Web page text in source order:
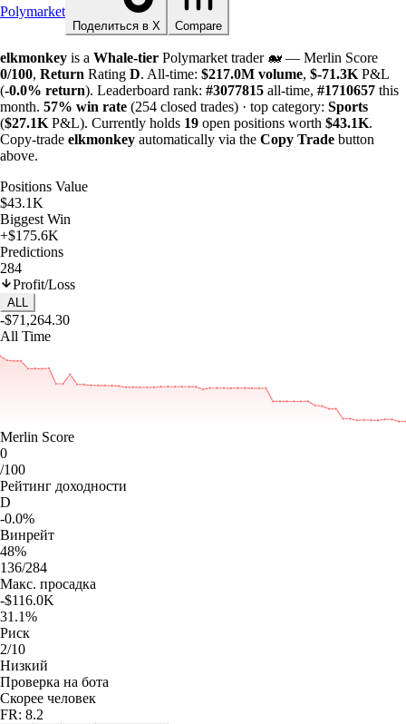
Polymarket
Поделиться в X Compare
elkmonkey is a Whale-tier Polymarket trader 🐋 — Merlin Score
0/100, Return Rating D. All-time: $217.0M volume, $-71.3K P&L
(-0.0% return). Leaderboard rank: #3077815 all-time, #1710657 this
month. 57% win rate (254 closed trades) · top category: Sports
($27.1K P&L). Currently holds 19 open positions worth $43.1K.
Copy-trade elkmonkey automatically via the Copy Trade button
above.
Positions Value
$43.1K
Biggest Win
+$175.6K
Predictions
284
Profit/Loss
ALL
-$71,264.30
All Time
Merlin Score
0
/100
Рейтинг доходности
D
-0.0%
Винрейт
48%
136/284
Макс. просадка
-$116.0K
31.1%
Риск
2/10
Низкий
Проверка на бота
Скорее человек
FR: 8.2